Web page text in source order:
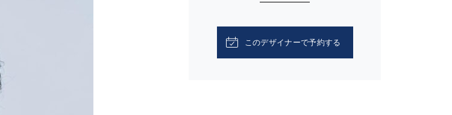
このデザイナーで予約する